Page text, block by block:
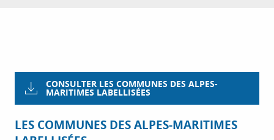
CONSULTER LES COMMUNES DES ALPES-
MARITIMES LABELLISÉES
LES COMMUNES DES ALPES-MARITIMES